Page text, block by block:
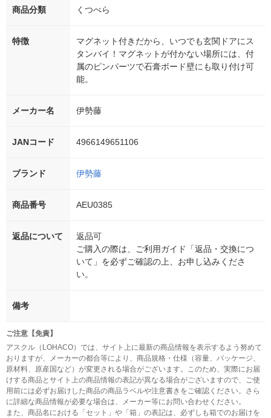
商品分類 くつべら
特徴
マグネット付きだから、いつでも玄関ドアにス
タンバイ！マグネットが付かない場所には、付
属のピンパーツで石膏ボード壁にも取り付け可
能。
メーカー名 伊勢藤
JANコード 4966149651106
ブランド 伊勢藤
商品番号 AEU0385
返品について
返品可
ご購入の際は、ご利用ガイド「返品・交換につ
いて」を必ずご確認の上、お申し込みくださ
い。
備考
ご注意【免責】
アスクル（LOHACO）では、サイト上に最新の商品情報を表示するよう努めて
おりますが、メーカーの都合等により、商品規格・仕様（容量、パッケージ、
原材料、原産国など）が変更される場合がございます。このため、実際にお届
けする商品とサイト上の商品情報の表記が異なる場合がございますので、ご使
用前には必ずお届けした商品の商品ラベルや注意書きをご確認ください。さら
に詳細な商品情報が必要な場合は、メーカー等にお問い合わせください。
また、商品名における「セット」や「箱」の表記は、必ずしも箱でのお届けを